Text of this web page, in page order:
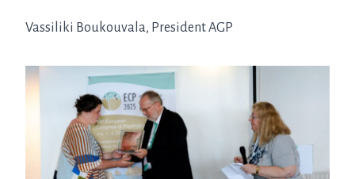
Vassiliki Boukouvala, President AGP